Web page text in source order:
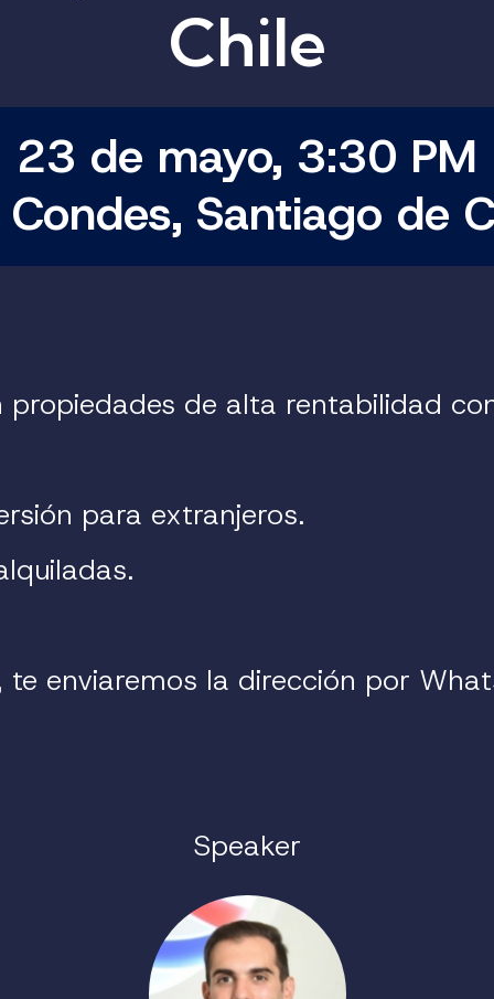
Chile
23 de mayo, 3:30 PM
Condes, Santiago de
de alta rentabilidad
para extranjeros.
enviaremos la dirección por
Speaker